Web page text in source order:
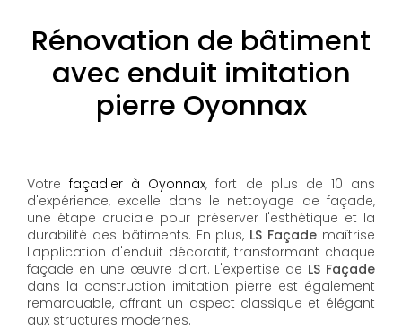
Rénovation de bâtiment
avec enduit imitation
pierre Oyonnax
Votrefaçadier à Oyonnax, fort de plus de 10 ans
d'expérience, excelle dans le nettoyage de façade,
une étape cruciale pour préserver l'esthétique et la
durabilité des bâtiments. En plus, LS Façade maîtrise
l'application d'enduit décoratif, transformant chaque
façade en une œuvre d'art. L'expertise de LS Façade
dans la construction imitation pierre est également
remarquable, offrant un aspect classique et élégant
aux structures modernes.